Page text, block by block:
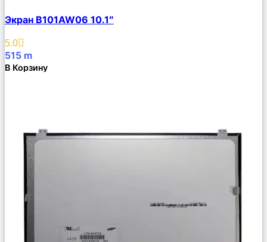
Описание
Избранное
Экран B101AW06 10.1″
5.0
515 m
В Корзину